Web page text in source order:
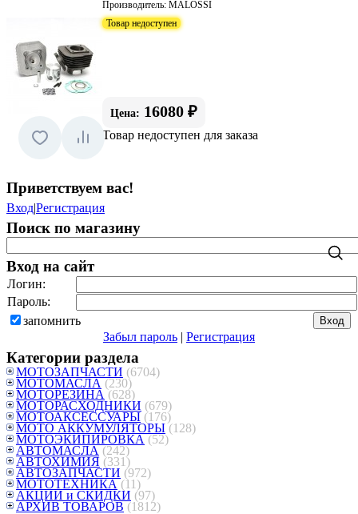
Производитель: MALOSSI
Товар недоступен
Цена: 16080 ₽
Товар недоступен для заказа
Приветствуем вас!
Вход|Регистрация
Поиск по магазину
Вход на сайт
Логин:
Пароль:
запомнить
Забыл пароль | Регистрация
Категории раздела
МОТОЗАПЧАСТИ (6704)
МОТОМАСЛА (230)
МОТОРЕЗИНА (628)
МОТОРАСХОДНИКИ (679)
МОТОАКСЕССУАРЫ (176)
МОТО АККУМУЛЯТОРЫ (128)
МОТОЭКИПИРОВКА (52)
АВТОМАСЛА (242)
АВТОХИМИЯ (331)
АВТОЗАПЧАСТИ (972)
МОТОТЕХНИКА (11)
АКЦИИ и СКИДКИ (97)
АРХИВ ТОВАРОВ (1812)